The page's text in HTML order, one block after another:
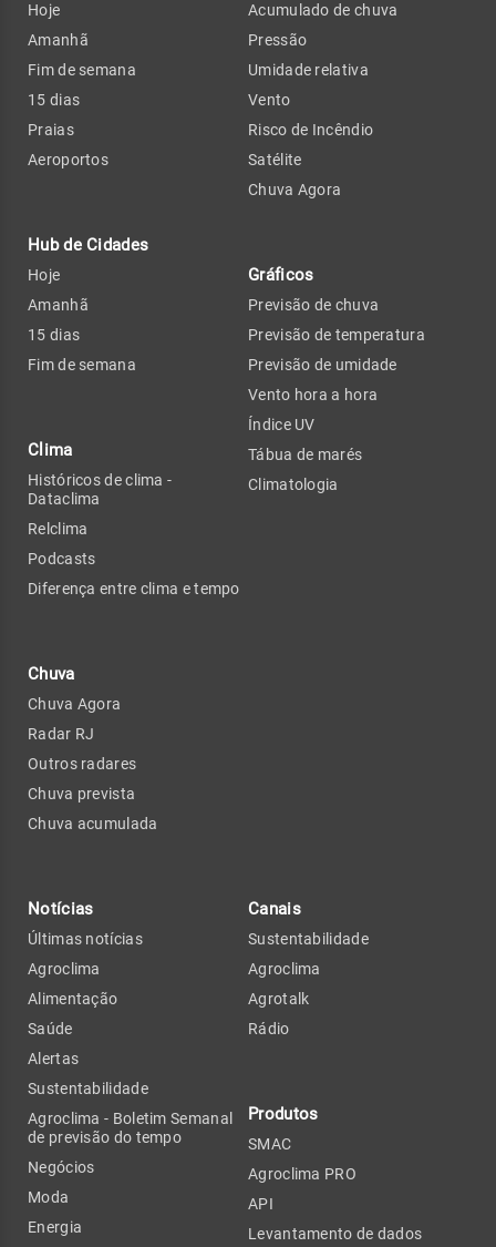
Hoje
Amanhã
Fim de semana
15 dias
Praias
Aeroportos
Hub de Cidades
Hoje
Amanhã
15 dias
Fim de semana
Clima
Históricos de clima -
Dataclima
Relclima
Podcasts
Diferença entre clima e tempo
Chuva
Chuva Agora
Radar RJ
Outros radares
Chuva prevista
Chuva acumulada
Acumulado de chuva
Pressão
Umidade relativa
Vento
Risco de Incêndio
Satélite
Chuva Agora
Gráficos
Previsão de chuva
Previsão de temperatura
Previsão de umidade
Vento hora a hora
Índice UV
Tábua de marés
Climatologia
Notícias
Últimas notícias
Agroclima
Alimentação
Saúde
Alertas
Sustentabilidade
Agroclima - Boletim Semanal
de previsão do tempo
Negócios
Moda
Energia
Canais
Sustentabilidade
Agroclima
Agrotalk
Rádio
Produtos
SMAC
Agroclima PRO
API
Levantamento de dados